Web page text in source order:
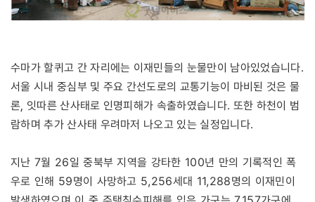
수마가 할퀴고 간 자리에는 이재민들의 눈물만이 남아있었습니다.
서울 시내 중심부 및 주요 간선도로의 교통기능이 마비된 것은 물
론, 잇따른 산사태로 인명피해가 속출하였습니다. 또한 하천이 범
람하며 추가 산사태 우려마저 나오고 있는 실정입니다.
지난 7월 26일 중북부 지역을 강타한 100년 만의 기록적인 폭
우로 인해 59명이 사망하고 5,256세대 11,288명의 이재민이